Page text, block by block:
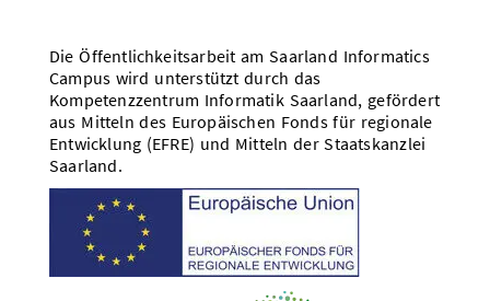
Die Öffentlichkeitsarbeit am Saarland Informatics
Campus wird unterstützt durch das
Kompetenzzentrum Informatik Saarland, gefördert
aus Mitteln des Europäischen Fonds für regionale
Entwicklung (EFRE) und Mitteln der Staatskanzlei
Saarland.